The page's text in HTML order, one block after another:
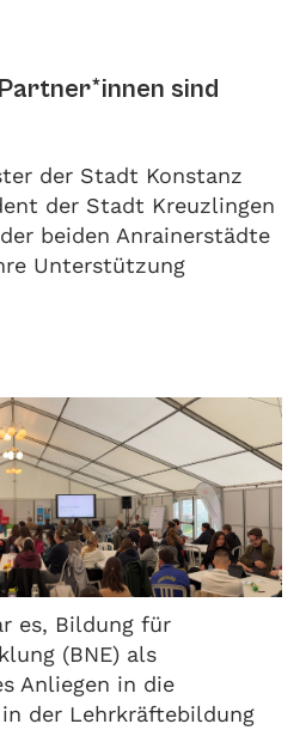
sind
der Stadt Konstanz
der Stadt Kreuzlingen
beiden Anrainerstädte
Unterstützung
es, Bildung für
(BNE) als
Anliegen in die
der Lehrkräftebildung